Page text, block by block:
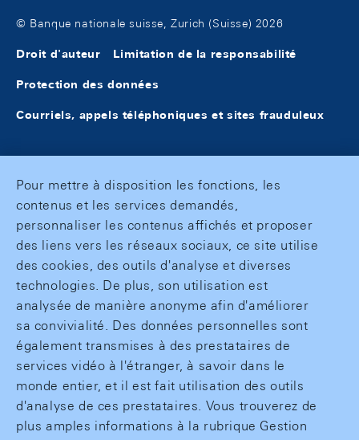
© Banque nationale suisse, Zurich (Suisse) 2026
Droit d'auteur Limitation de la responsabilité
Protection des données
Courriels, appels téléphoniques et sites frauduleux
Pour mettre à disposition les fonctions, les
contenus et les services demandés,
personnaliser les contenus affichés et proposer
des liens vers les réseaux sociaux, ce site utilise
des cookies, des outils d'analyse et diverses
technologies. De plus, son utilisation est
analysée de manière anonyme afin d'améliorer
sa convivialité. Des données personnelles sont
également transmises à des prestataires de
services vidéo à l'étranger, à savoir dans le
monde entier, et il est fait utilisation des outils
d'analyse de ces prestataires. Vous trouverez de
plus amples informations à la rubrique Gestion